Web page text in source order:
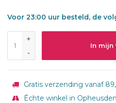
Voor 23:00 uur besteld, de
+
-
In mijn
Gratis verzending vanaf
Échte winkel in